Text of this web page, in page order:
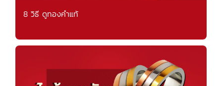
8 วิธี ดูทองคำแท้